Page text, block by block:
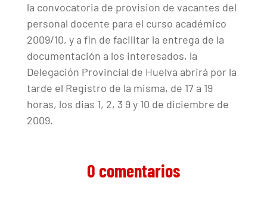
la convocatoria de provision de vacantes del
personal docente para el curso académico
2009/10, y a fin de facilitar la entrega de la
documentación a los interesados, la
Delegación Provincial de Huelva abrirá por la
tarde el Registro de la misma, de 17 a 19
horas, los dias 1, 2, 3 9 y 10 de diciembre de
2009.
0 comentarios